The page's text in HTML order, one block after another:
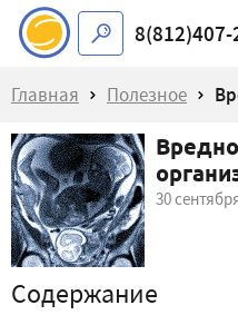
8(812)407-
Главная Полезное
30
Содержание